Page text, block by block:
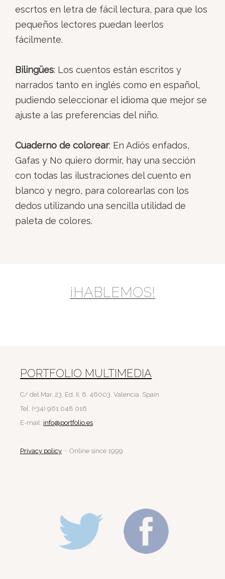
escrtos en letra de fácil lectura, para que los
pequeños lectores puedan leerlos
fácilmente.
Bilingües: Los cuentos están escritos y
narrados tanto en inglés como en español,
pudiendo seleccionar el idioma que mejor se
ajuste a las preferencias del niño.
Cuaderno de colorear: En Adiós enfados,
Gafas y No quiero dormir, hay una sección
con todas las ilustraciones del cuento en
blanco y negro, para colorearlas con los
dedos utilizando una sencilla utilidad de
paleta de colores.
¡HABLEMOS!
PORTFOLIO MULTIMEDIA
C/ del Mar, 23. Ed. II, 6. 46003. Valencia. Spain
Tel. (+34) 961 048 016
E-mail: info@portfolio.es
Privacy policy ··· Online since 1999